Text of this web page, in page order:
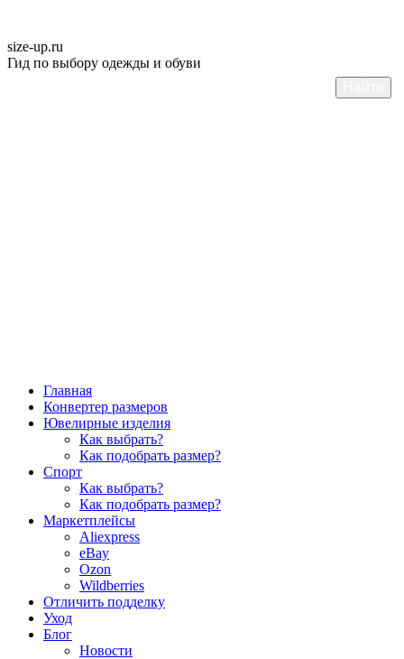
size-up.ru
Гид по выбору одежды и обуви
Главная
Конвертер размеров
Ювелирные изделия
Как выбрать?
Как подобрать размер?
Спорт
Как выбрать?
Как подобрать размер?
Маркетплейсы
Aliexpress
eBay
Ozon
Wildberries
Отличить подделку
Уход
Блог
Новости